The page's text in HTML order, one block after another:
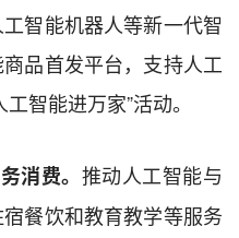
智能机器人等新一代智
品首发平台，支持人工
智能进万家”活动。
消费。 推动人工智能与
餐饮和教育教学等服务